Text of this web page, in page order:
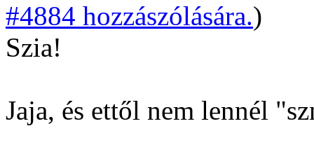
#4884 hozzászólására.)
Szia!
Jaja, és ettől nem lennél